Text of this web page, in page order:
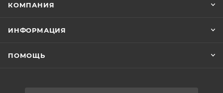
КОМПАНИЯ
ИНФОРМАЦИЯ
ПОМОЩЬ